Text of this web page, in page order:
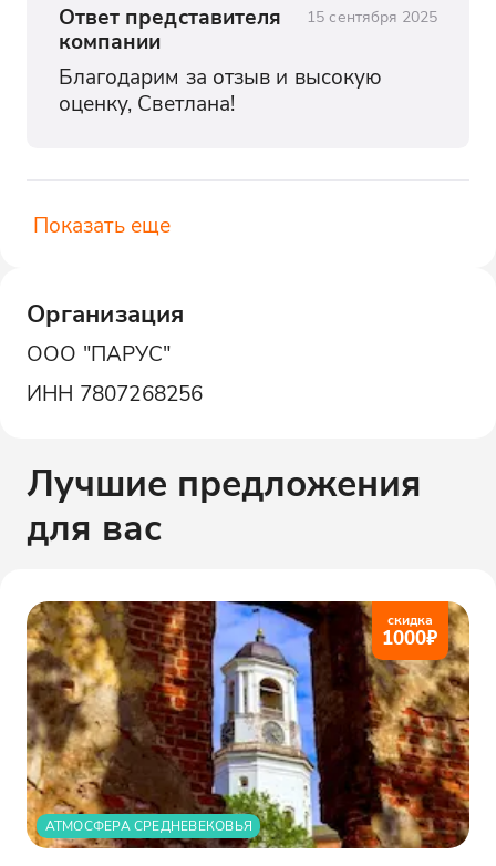
Ответ представителя
компании
15 сентября 2025
Благодарим за отзыв и высокую
оценку, Светлана!
Показать еще
Организация
ООО "ПАРУС"
ИНН 7807268256
Лучшие предложения
для вас
скидка
1000₽
АТМОСФЕРА СРЕДНЕВЕКОВЬЯ